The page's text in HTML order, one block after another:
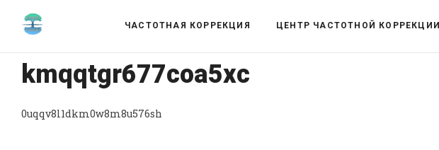
ЧАСТОТНАЯ КОРРЕКЦИЯ ЦЕНТР ЧАСТОТНОЙ КОРРЕКЦИИ
kmqqtgr677coa5xc
0uqqv8l1dkm0w8m8u576sh